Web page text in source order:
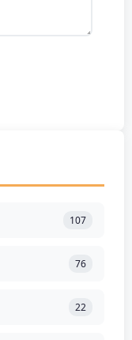
107
76
22